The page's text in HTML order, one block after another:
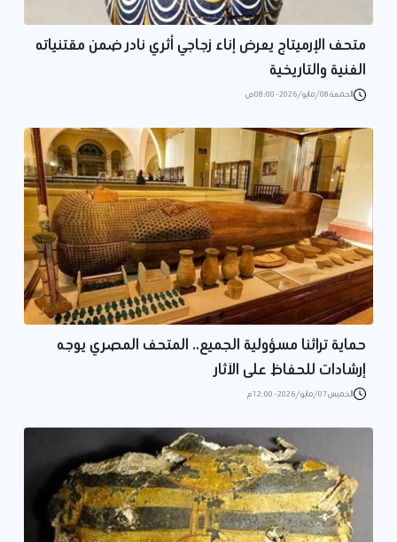
متحف الإرميتاج يعرض إناء زجاجي أثري نادر ضمن مقتنياته
الفنية والتاريخية
الجمعة 08/مايو/2026 - 08:00 ص
حماية تراثنا مسؤولية الجميع.. المتحف المصري يوجه
إرشادات للحفاظ على الآثار
الخميس 07/مايو/2026 - 12:00 م